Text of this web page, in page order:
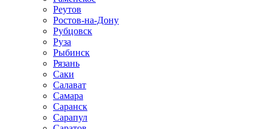
Реутов
Ростов-на-Дону
Рубцовск
Руза
Рыбинск
Рязань
Саки
Салават
Самара
Саранск
Сарапул